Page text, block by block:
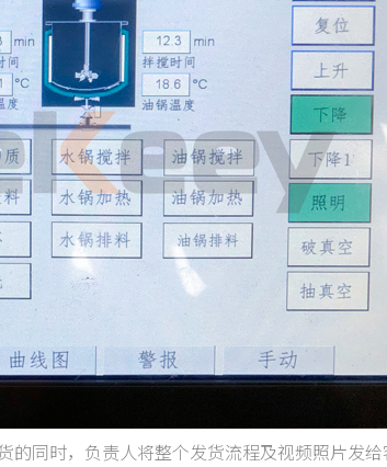
同时，负责人将整个发货流程及视频照片发